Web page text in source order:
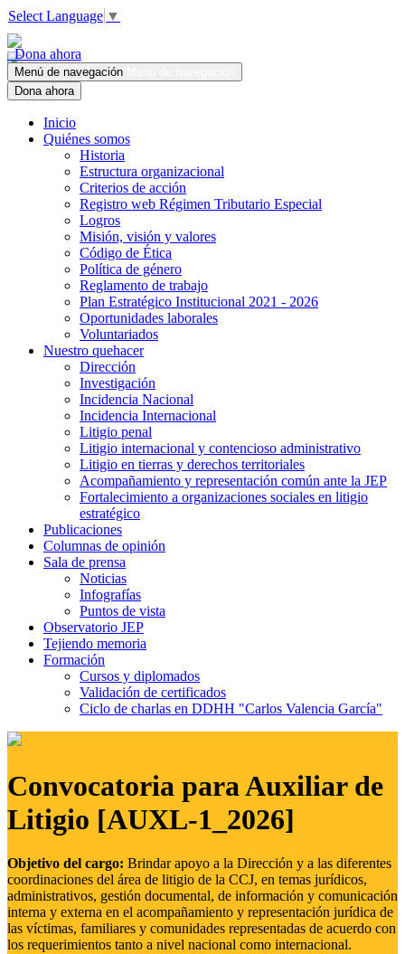
Select Language ▼
Dona ahora
Menú de navegación
Dona ahora
Inicio
Quiénes somos
Historia
Estructura organizacional
Criterios de acción
Registro web Régimen Tributario Especial
Logros
Misión, visión y valores
Código de Ética
Política de género
Reglamento de trabajo
Plan Estratégico Institucional 2021 - 2026
Oportunidades laborales
Voluntariados
Nuestro quehacer
Dirección
Investigación
Incidencia Nacional
Incidencia Internacional
Litigio penal
Litigio internacional y contencioso administrativo
Litigio en tierras y derechos territoriales
Acompañamiento y representación común ante la JEP
Fortalecimiento a organizaciones sociales en litigio
estratégico
Publicaciones
Columnas de opinión
Sala de prensa
Noticias
Infografías
Puntos de vista
Observatorio JEP
Tejiendo memoria
Formación
Cursos y diplomados
Validación de certificados
Ciclo de charlas en DDHH "Carlos Valencia García"
Convocatoria para Auxiliar de
Litigio [AUXL-1_2026]
Objetivo del cargo: Brindar apoyo a la Dirección y a las diferentes
coordinaciones del área de litigio de la CCJ, en temas jurídicos,
administrativos, gestión documental, de información y comunicación
interna y externa en el acompañamiento y representación jurídica de
las víctimas, familiares y comunidades representadas de acuerdo con
los requerimientos tanto a nivel nacional como internacional.